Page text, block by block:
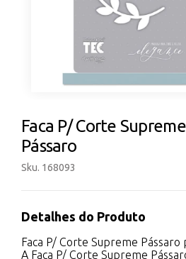
Faca P/ Corte
Pássaro
Sku. 168093
Detalhes do Produto
Faca P/ Corte Supreme
A Faca P/ Corte Supreme